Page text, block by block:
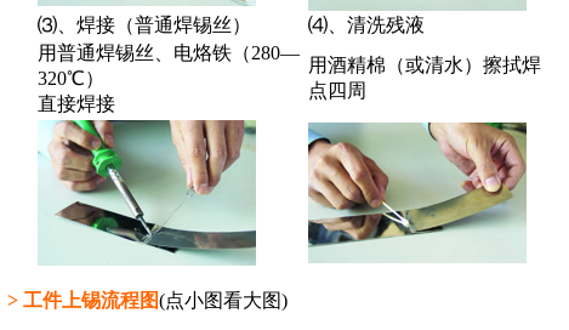
⑶、焊接（普通焊锡丝）
⑷、清洗残液
用普通焊锡丝、电烙铁（280—
320℃）
直接焊接
用酒精棉（或清水）擦拭焊
点四周
> 工件上锡流程图(点小图看大图)